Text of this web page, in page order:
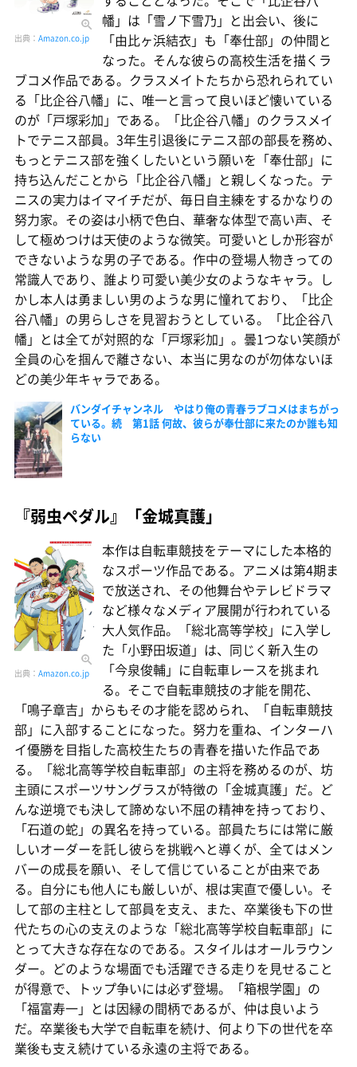
出典： Amazon.co.jp
幡」は「雪ノ下雪乃」と出会い、後に
「由比ヶ浜結衣」も「奉仕部」の仲間と
なった。そんな彼らの高校生活を描くラ
ブコメ作品である。クラスメイトたちから恐れられてい
る「比企谷八幡」に、唯一と言って良いほど懐いている
のが「戸塚彩加」である。「比企谷八幡」のクラスメイ
トでテニス部員。3年生引退後にテニス部の部長を務め、
もっとテニス部を強くしたいという願いを「奉仕部」に
持ち込んだことから「比企谷八幡」と親しくなった。テ
ニスの実力はイマイチだが、毎日自主練をするかなりの
努力家。その姿は小柄で色白、華奢な体型で高い声、そ
して極めつけは天使のような微笑。可愛いとしか形容が
できないような男の子である。作中の登場人物きっての
常識人であり、誰より可愛い美少女のようなキャラ。し
かし本人は勇ましい男のような男に憧れており、「比企
谷八幡」の男らしさを見習おうとしている。「比企谷八
幡」とは全てが対照的な「戸塚彩加」。曇1つない笑顔が
全員の心を掴んで離さない、本当に男なのが勿体ないほ
どの美少年キャラである。
バンダイチャンネル やはり俺の青春ラブコメはまちがっ
ている。続 第1話 何故、彼らが奉仕部に来たのか誰も知
らない
『弱虫ペダル』「金城真護」
出典： Amazon.co.jp
本作は自転車競技をテーマにした本格的
なスポーツ作品である。アニメは第4期ま
で放送され、その他舞台やテレビドラマ
など様々なメディア展開が行われている
大人気作品。「総北高等学校」に入学し
た「小野田坂道」は、同じく新入生の
「今泉俊輔」に自転車レースを挑まれ
る。そこで自転車競技の才能を開花、
「鳴子章吉」からもその才能を認められ、「自転車競技
部」に入部することになった。努力を重ね、インターハ
イ優勝を目指した高校生たちの青春を描いた作品であ
る。「総北高等学校自転車部」の主将を務めるのが、坊
主頭にスポーツサングラスが特徴の「金城真護」だ。ど
んな逆境でも決して諦めない不屈の精神を持っており、
「石道の蛇」の異名を持っている。部員たちには常に厳
しいオーダーを託し彼らを挑戦へと導くが、全てはメン
バーの成長を願い、そして信じていることが由来であ
る。自分にも他人にも厳しいが、根は実直で優しい。そ
して部の主柱として部員を支え、また、卒業後も下の世
代たちの心の支えのような「総北高等学校自転車部」に
とって大きな存在なのである。スタイルはオールラウン
ダー。どのような場面でも活躍できる走りを見せること
が得意で、トップ争いには必ず登場。「箱根学園」の
「福富寿一」とは因縁の間柄であるが、仲は良いよう
だ。卒業後も大学で自転車を続け、何より下の世代を卒
業後も支え続けている永遠の主将である。